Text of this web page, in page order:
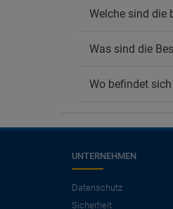
Welche sind die
Was sind die
Wo befindet
Benötigen Sie
UNTERNEHMEN
Datenschutz
Sicherheit